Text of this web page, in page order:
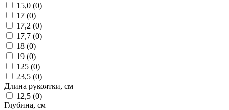
15,0 (0)
17 (0)
17,2 (0)
17,7 (0)
18 (0)
19 (0)
125 (0)
23,5 (0)
Длина рукоятки, см
12,5 (0)
Глубина, см